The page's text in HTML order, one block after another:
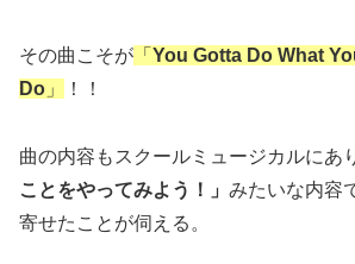
その曲こそが 「 You Gotta Do What
Do 」 ！！
曲の内容もスクールミュージカルにあ
ことをやってみよう！」 みたいな内容
寄せたことが伺える。